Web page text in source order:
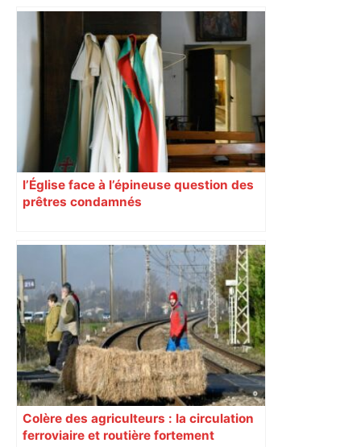
l’Église face à l’épineuse question des
prêtres condamnés
Colère des agriculteurs : la circulation
ferroviaire et routière fortement